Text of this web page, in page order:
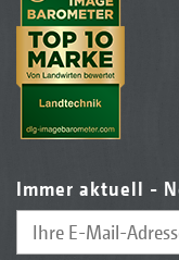
Immer aktuell -